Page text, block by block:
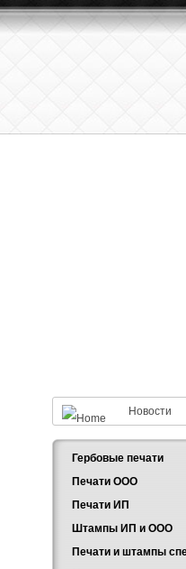
Новости
Гербовые печати
Печати ООО
Печати ИП
Штампы ИП и ООО
Печати и штампы